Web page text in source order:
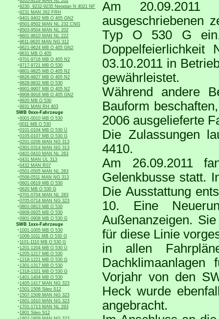
-9230, 9232-9235 Neoplan N 4021 NF
-9231 MAN 262 FRH
-9401-9402 MB O 405 GN2
-9501-9502 MAN NL 232 CNG
-9503-9504 MAN NL 202
-9601-9610 MAN NL 222
-9611-9620 MAN NG 312
-9621-9624 MB O 405 GN2
-9631 MB O 405
-9701-9716 MB O 405 N2
-9717-9721 MB O 530
-9801-9825 MB O 405 N2
-9826-9827 MB O 405 N2
-9828-9832 MB O 530
-9901-9907 MB O 405 N2
-9908-9918 MB O 405 GN2
-9920 MB O 530
-9931 MAN RH 403
SWB 0xxx-Fahrzeuge
-0001-0010 MB O 530
-0011 MB O 530
-0101-0104 MB O 530 Ü
-0105-0107 MB O 530 G
-0201-0206 MAN NG 313
-0301-0314 MAN NG 313
-0401-0410 MAN NL 263
-0431 MAN ÜL 313
-0432 MAN R07
-0501-0505 MAN NL 263
-0506-0511 MAN NG 313
-0601-0619 MB O 530
-0620 MB O 530 G
-0701-0704 MAN NL 283
-0705-0714 MAN NG 323
-0801-0813 MB O 530
-0909-0925 MB O 530
-0901-0908 MB O 530 G
SWB 1xxx-Fahrzeuge
-1001-1005 MB O 530
-1006-1011 MB O 530 G
-1101-1110 MB O 530 G
-1201-1204 MB O 530 Ü
-1205-1217 MB O 530
-1218-1221 MB O 530 G
-1301-1317 MB O 530
-1318-1321 MB O 530 G
-1401-1404 MB O 530
-1405-1417 MAN NG 323
-1501-1506 Sileo S12
-1507-1509 MAN NG 323
-1601-1610 MAN NG 323
-1701-1713 MAN NL 293
-1801 Sileo S12
Am
ausgeschriebenen
Typ O 530 G
Doppelfeierlichkeit
03.10.2011 in
gewährleistet.
Während andere
Bauform
2006 ausgelieferte
Die Zulassungen
4410.
Am 26.09.2011
Gelenkbusse statt.
Die Ausstattung
10. Eine
Außenanzeigen.
für diese Linie
in allen
Vorjahr von den
Heck wurde
angebracht.